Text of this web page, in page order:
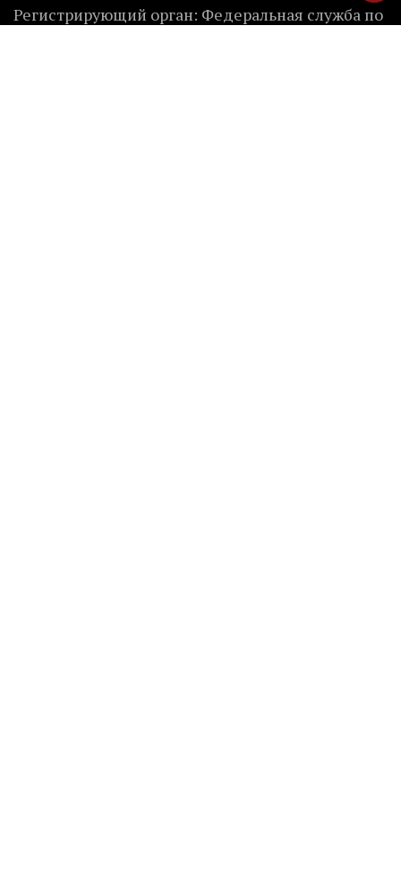
Регистрирующий орган: Федеральная служба по